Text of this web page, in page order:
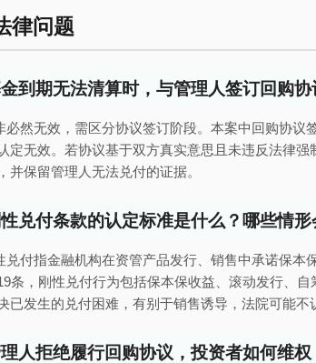
律问题
到期无法清算时，与管理人签订回购协
必然无效，需区分协议签订阶段。本案中回购协议
定无效。若协议基于双方真实意思且未违反法律
并保留管理人无法兑付的证据。
性兑付条款的认定标准是什么？哪些情
兑付指金融机构在资管产品发行、销售中承诺保本
条，刚性兑付行为包括保本保收益、滚动发行、
已发生的兑付困难，有别于销售诱导，法院可能不
人拒绝履行回购协议，投资者如何维权